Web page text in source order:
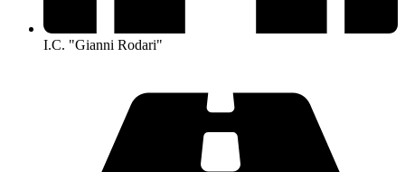
I.C. "Gianni Rodari"